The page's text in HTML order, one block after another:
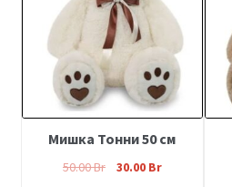
Свадебная флористика 2026
Хризантема Ромашковая
Хризантемы
Гипсофила
Мишка Тонни 50 см
50.00Br 30.00 Br